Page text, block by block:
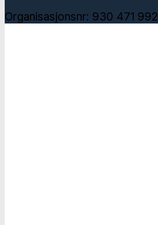
Organisasjonsnr: 930 471 992